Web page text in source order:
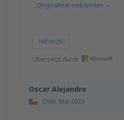
Oscar Alejandro
Chile, Mai 2023
Originaltext einblenden
Hilfreich!
Übersetzt durch